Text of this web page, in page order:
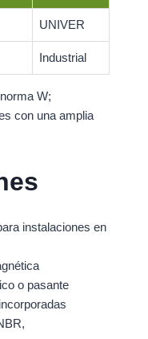
UNIVER
Industrial
W;
con una amplia
instalaciones en
o pasante